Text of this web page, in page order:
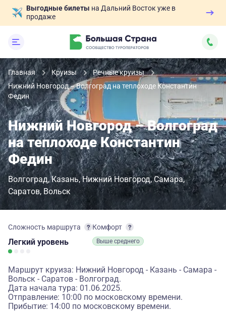
Выгодные билеты на Дальний Восток уже в
продаже
Главная Круизы
Речные круизы
Нижний Новгород – Волгоград на теплоходе Константин
Федин
Нижний Новгород – Волгоград
на теплоходе Константин
Федин
Волгоград Казань Нижний Новгород Самара
Саратов Вольск
Сложность маршрута
Легкий уровень
Комфорт
Выше среднего
Маршрут круиза: Нижний Новгород - Казань - Самара -
Вольск - Саратов - Волгоград.
Дата начала тура: 01.06.2025.
Отправление: 10:00 по московскому времени.
Прибытие: 14:00 по московскому времени.